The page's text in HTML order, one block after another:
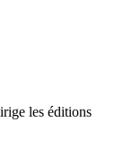
les éditions